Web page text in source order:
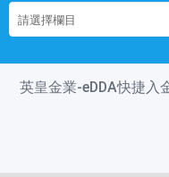
英皇金業-eDDA快捷入